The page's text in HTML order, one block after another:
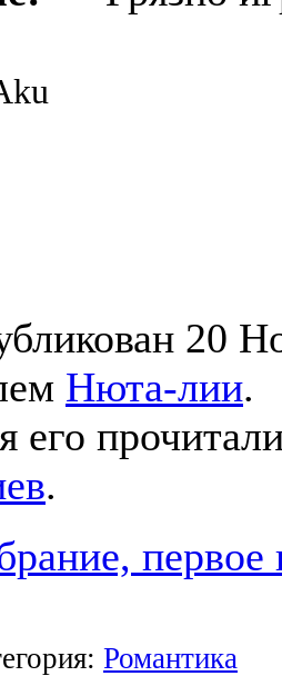
20
Нюта-лии.
его
.
Романтика